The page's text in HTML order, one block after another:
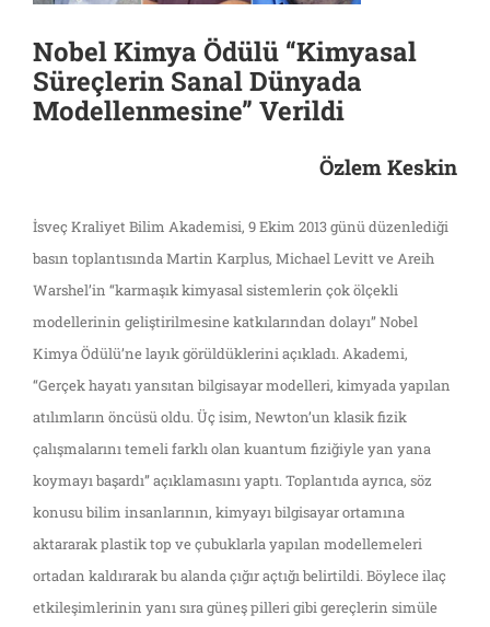
Nobel Kimya Ödülü “Kimyasal
Süreçlerin Sanal Dünyada
Modellenmesine” Verildi
Özlem Keskin
İsveç Kraliyet Bilim Akademisi, 9 Ekim 2013 günü düzenlediği
basın toplantısında Martin Karplus, Michael Levitt ve Areih
Warshel’in “karmaşık kimyasal sistemlerin çok ölçekli
modellerinin geliştirilmesine katkılarından dolayı” Nobel
Kimya Ödülü’ne layık görüldüklerini açıkladı. Akademi,
“Gerçek hayatı yansıtan bilgisayar modelleri, kimyada yapılan
atılımların öncüsü oldu. Üç isim, Newton’un klasik fizik
çalışmalarını temeli farklı olan kuantum fiziğiyle yan yana
koymayı başardı” açıklamasını yaptı. Toplantıda ayrıca, söz
konusu bilim insanlarının, kimyayı bilgisayar ortamına
aktararak plastik top ve çubuklarla yapılan modellemeleri
ortadan kaldırarak bu alanda çığır açtığı belirtildi. Böylece ilaç
etkileşimlerinin yanı sıra güneş pilleri gibi gereçlerin simüle